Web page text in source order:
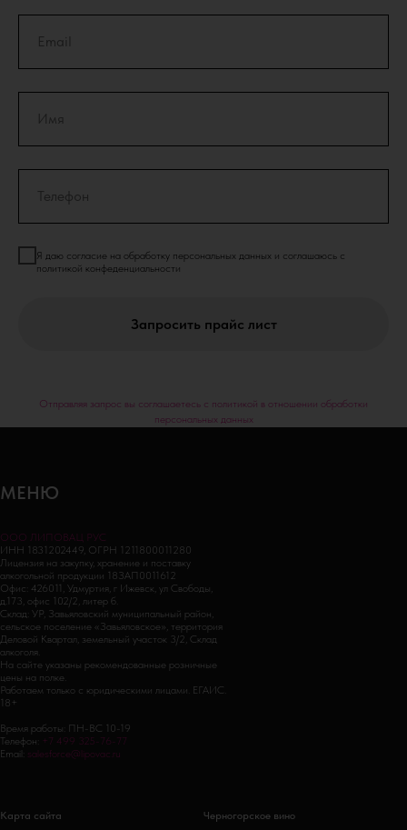
Я даю согласие на обработку персональных данных и соглашаюсь с
политикой конфеденциальности
Запросить прайс лист
Отправляя запрос вы соглашаетесь с политикой в отношении обработки
персональных данных
МЕНЮ
ООО ЛИПОВАЦ РУС
ИНН 1831202449, ОГРН 1211800011280
Лицензия на закупку, хранение и поставку
алкогольной продукции 18ЗАП0011612
Офис: 426011, Удмуртия, г Ижевск, ул Свободы,
д.173, офис 102/2, литер б.
Склад: УР, Завьяловский муниципальный район,
сельское поселение «Завьяловское», территория
Деловой Квартал, земельный участок 3/2, Склад
алкоголя.
На сайте указаны рекомендованные розничные
цены на полке.
Работаем только с юридическими лицами. ЕГАИС.
18+
Время работы: ПН-ВС 10-19
Телефон:
+7 499 325-76-77
Email: salesforce@lipovac.ru
Карта сайта Черногорское вино